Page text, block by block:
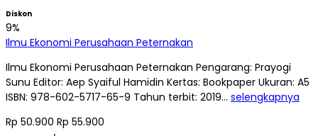
Diskon
9%
Ilmu Ekonomi Perusahaan Peternakan
Ilmu Ekonomi Perusahaan Peternakan Pengarang: Prayogi
Sunu Editor: Aep Syaiful Hamidin Kertas: Bookpaper Ukuran: A5
ISBN: 978-602-5717-65-9 Tahun terbit: 2019… selengkapnya
Rp 50.900 Rp 55.900